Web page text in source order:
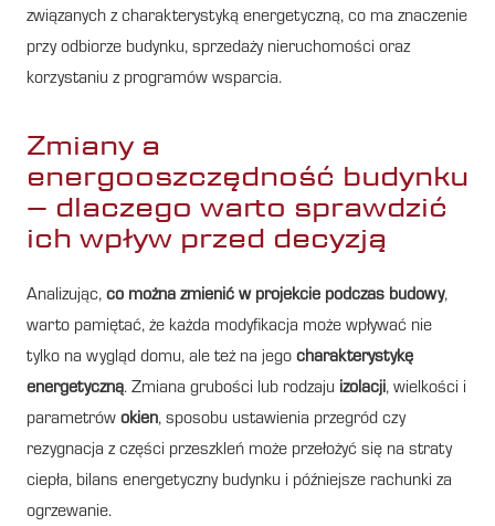
związanych z charakterystyką energetyczną, co ma znaczenie
przy odbiorze budynku, sprzedaży nieruchomości oraz
korzystaniu z programów wsparcia.
Zmiany a
energooszczędność budynku
– dlaczego warto sprawdzić
ich wpływ przed decyzją
Analizując, co można zmienić w projekcie podczas budowy,
warto pamiętać, że każda modyfikacja może wpływać nie
tylko na wygląd domu, ale też na jego charakterystykę
energetyczną. Zmiana grubości lub rodzaju izolacji, wielkości i
parametrów okien, sposobu ustawienia przegród czy
rezygnacja z części przeszkleń może przełożyć się na straty
ciepła, bilans energetyczny budynku i późniejsze rachunki za
ogrzewanie.